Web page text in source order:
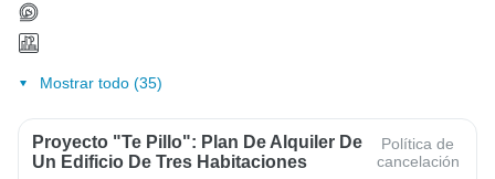
Mostrar todo (35)
Proyecto "Te Pillo": Plan De Alquiler De
Un Edificio De Tres Habitaciones
Política de
cancelación